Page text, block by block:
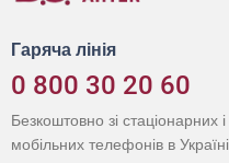
Гаряча лінія
0 800 30 20 60
Безкоштовно зі стаціонарних і
мобільних телефонів в Україні